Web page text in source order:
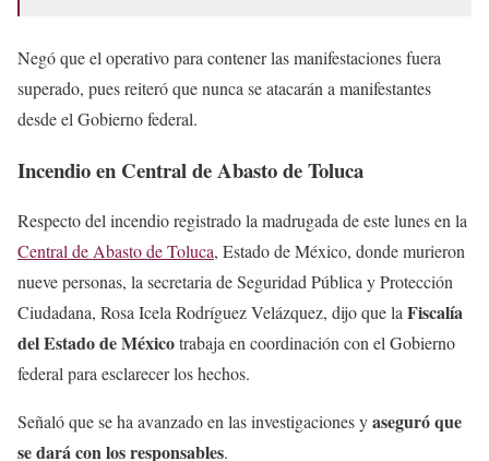
Negó que el operativo para contener las manifestaciones fuera
superado, pues reiteró que nunca se atacarán a manifestantes
desde el Gobierno federal.
Incendio en Central de Abasto de Toluca
Respecto del incendio registrado la madrugada de este lunes en la
Central de Abasto de Toluca, Estado de México, donde murieron
nueve personas, la secretaria de Seguridad Pública y Protección
Ciudadana, Rosa Icela Rodríguez Velázquez, dijo que laFiscalía
del Estado de Méxicotrabaja en coordinación con el Gobierno
federal para esclarecer los hechos.
Señaló que se ha avanzado en las investigaciones yaseguró que
se dará con los responsables.